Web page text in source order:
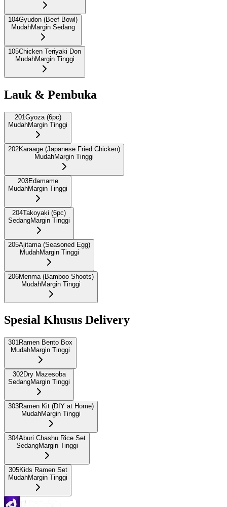
104Gyudon (Beef Bowl)
MudahMargin Sedang
105Chicken Teriyaki Don
MudahMargin Tinggi
Lauk & Pembuka
201Gyoza (6pc)
MudahMargin Tinggi
202Karaage (Japanese Fried Chicken)
MudahMargin Tinggi
203Edamame
MudahMargin Tinggi
204Takoyaki (6pc)
SedangMargin Tinggi
205Ajitama (Seasoned Egg)
MudahMargin Tinggi
206Menma (Bamboo Shoots)
MudahMargin Tinggi
Spesial Khusus Delivery
301Ramen Bento Box
MudahMargin Tinggi
302Dry Mazesoba
SedangMargin Tinggi
303Ramen Kit (DIY at Home)
MudahMargin Tinggi
304Aburi Chashu Rice Set
SedangMargin Tinggi
305Kids Ramen Set
MudahMargin Tinggi